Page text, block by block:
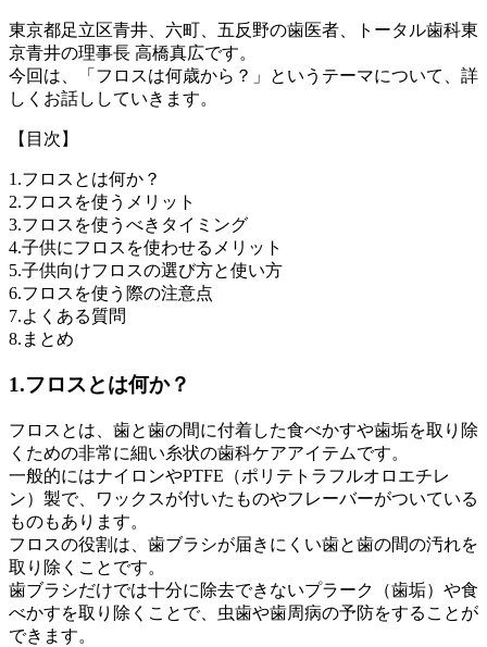
東京都足立区青井、六町、五反野の歯医者、トータル歯科東
京青井の理事長 高橋真広です。
今回は、「フロスは何歳から？」というテーマについて、詳
しくお話ししていきます。
【目次】
1.フロスとは何か？
2.フロスを使うメリット
3.フロスを使うべきタイミング
4.子供にフロスを使わせるメリット
5.子供向けフロスの選び方と使い方
6.フロスを使う際の注意点
7.よくある質問
8.まとめ
1.フロスとは何か？
フロスとは、歯と歯の間に付着した食べかすや歯垢を取り除
くための非常に細い糸状の歯科ケアアイテムです。
一般的にはナイロンやPTFE（ポリテトラフルオロエチレ
ン）製で、ワックスが付いたものやフレーバーがついている
ものもあります。
フロスの役割は、歯ブラシが届きにくい歯と歯の間の汚れを
取り除くことです。
歯ブラシだけでは十分に除去できないプラーク（歯垢）や食
べかすを取り除くことで、虫歯や歯周病の予防をすることが
できます。